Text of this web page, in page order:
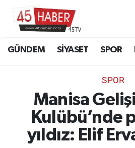
GÜNDEM SİYASET SPOR
SPOR
Manisa
Kulübü’nde
yıldız: Elif
SİYASET
EKONOMİ
3.SAYFA
Manisa Hava Durumu
Manisa Namaz Vakitleri
Manisa Trafik Yoğunluk
Süper Lig Puan Durumu